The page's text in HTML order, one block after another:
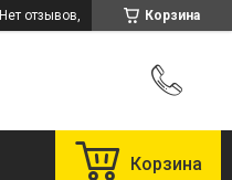
Корзина
Нет отзывов,
Корзина